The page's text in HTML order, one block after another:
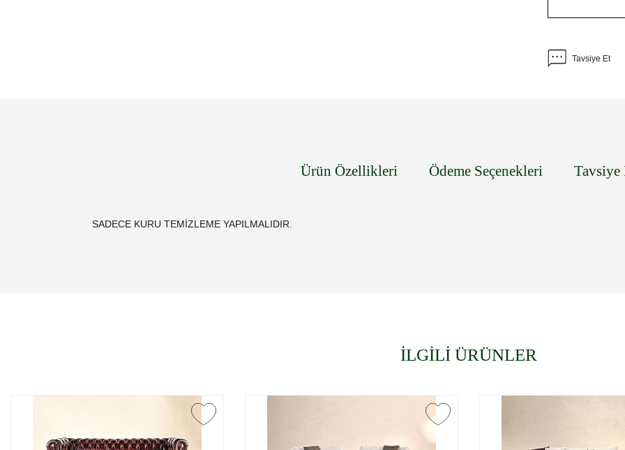
Tavsiye Et
Ürün Özellikleri Ödeme Seçenekleri Tavsiye
SADECE KURU TEMİZLEME YAPILMALIDIR.
İLGİLİ ÜRÜNLER